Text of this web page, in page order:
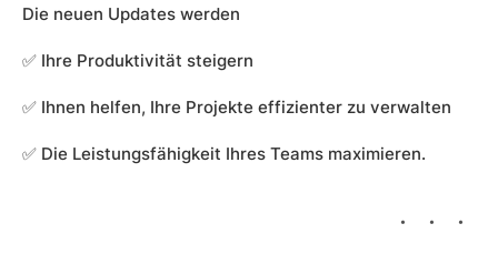
Die neuen Updates werden
✅ Ihre Produktivität steigern
✅ Ihnen helfen, Ihre Projekte effizienter zu verwalten
✅ Die Leistungsfähigkeit Ihres Teams maximieren.